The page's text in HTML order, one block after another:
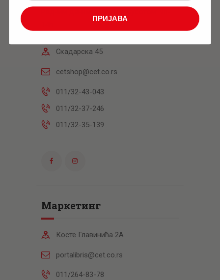
Скадарска 45
cetshop@cet.co.rs
011/32-43-043
011/32-37-246
011/32-35-139
Маркетинг
Косте Главинића 2А
portalibris@cet.co.rs
011/264-83-78
ПРИЈАВА